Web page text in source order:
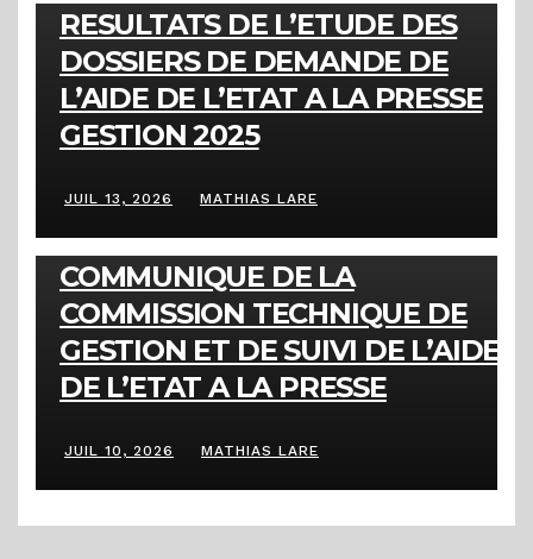
RESULTATS DE L’ETUDE DES
DOSSIERS DE DEMANDE DE
L’AIDE DE L’ETAT A LA PRESSE
GESTION 2025
JUIL 13, 2026 MATHIAS LARE
COMMUNIQUÉS
COMMUNIQUE DE LA
COMMISSION TECHNIQUE DE
GESTION ET DE SUIVI DE L’AIDE
DE L’ETAT A LA PRESSE
JUIL 10, 2026 MATHIAS LARE